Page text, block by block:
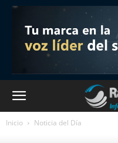
Inicio Noticia del Día